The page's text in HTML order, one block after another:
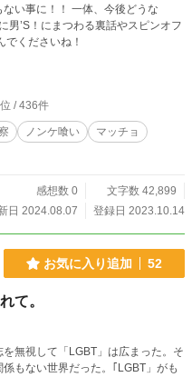
い事に！！ 一体、今後どうな
でくださいね！
位 / 436件
ノンケ喰い
マッチョ
感想数 0
文字数 42,899
日 2024.08.07
登録日 2023.10.14
お気に入り追加 52
て。
無視して「LGBT」は広まった。そ
もない世界だった。｢LGBT」がも